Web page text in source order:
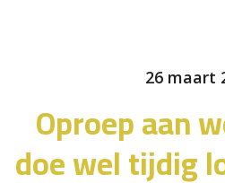
26 maart
Oproep aan
doe wel tijdig